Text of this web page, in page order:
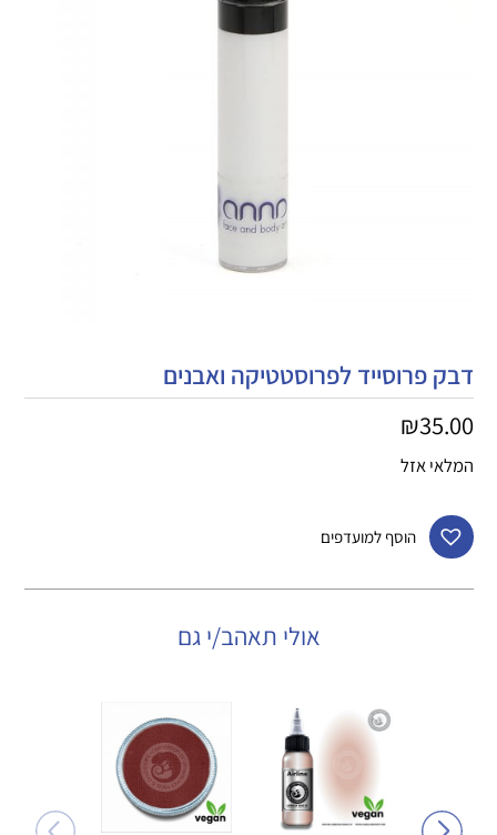
דבק פרוסייד לפרוסטטיקה ואבנים
₪35.00
המלאי אזל
הוסף למועדפים
אולי תאהב/י גם